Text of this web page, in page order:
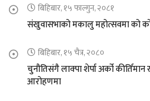
बिहिबार, १५ फाल्गुन, २०८१
संखुवासभाको मकालु महोत्सवमा को
बिहिबार, १५ चैत्र, २०८०
चुनौतिसंगै लाक्पा शेर्पा अर्को
आरोहणमा